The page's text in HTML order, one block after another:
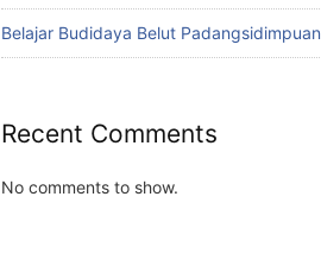
Belajar Budidaya Belut Padangsidimpuan
Recent Comments
No comments to show.